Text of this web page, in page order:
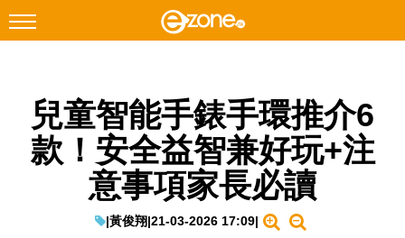
Facebook Instagram
科技焦點
兒童智能手錶手環推介6
款！安全益智兼好玩+注
意事項家長必讀
|黃俊翔|21-03-2026 17:09|